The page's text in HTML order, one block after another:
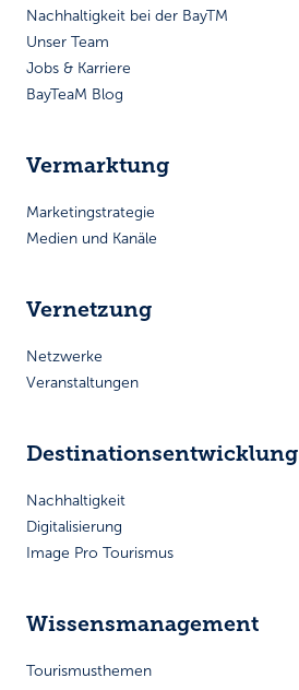
Nachhaltigkeit bei der BayTM
Unser Team
Jobs & Karriere
BayTeaM Blog
Vermarktung
Marketingstrategie
Medien und Kanäle
Vernetzung
Netzwerke
Veranstaltungen
Destinationsentwicklung
Nachhaltigkeit
Digitalisierung
Image Pro Tourismus
Wissensmanagement
Tourismusthemen